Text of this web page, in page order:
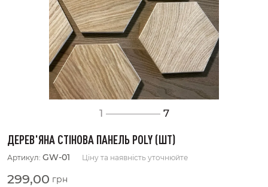
1 7
ДЕРЕВ'ЯНА СТІНОВА ПАНЕЛЬ POLY (ШТ)
Артикул: GW-01 Ціну та наявність уточнюйте
299,00 грн